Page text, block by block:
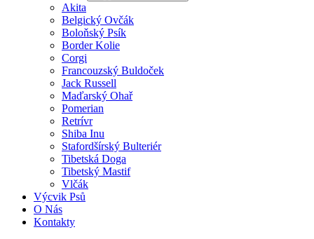
Akita
Belgický Ovčák
Boloňský Psík
Border Kolie
Corgi
Francouzský Buldoček
Jack Russell
Maďarský Ohař
Pomerian
Retrívr
Shiba Inu
Stafordšírský Bulteriér
Tibetská Doga
Tibetský Mastif
Vlčák
Výcvik Psů
O Nás
Kontakty